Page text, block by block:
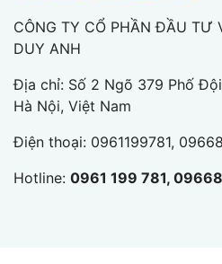
CÔNG TY CỔ PHẦN ĐẦU TƯ
DUY ANH
Địa chỉ: Số 2 Ngõ 379 Phố
Hà Nội, Việt Nam
Điện thoại: 0961199781,
Hotline: 0961 199 781,